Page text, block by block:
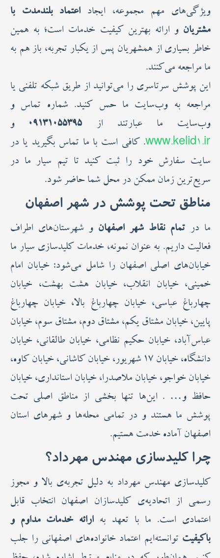
ویژگی‌های مهم مجموعه، ایجاداعتماد بلندمدت با
مشتریان و ارائه بهترین کیفیت خدمات است؛ به همین
خاطر بسیاری از همشهریان پس از یکبار تجربه، باز هم به
ما مراجعه می‌کنند.
این پوشش سرتاسری را می‌توانید از طریق شبکه تلفنی یا
مراجعه به وب‌سایت ما حس کنید. شماره تماس و
وب‌سایت ما عبارتند از ۰۹۱۳۱۰۵۵۳۹۵
و
www.kelid1.ir. کافی است با ما تماس بگیرید یا در
سایت سفارش خود را ثبت کنید تا تیم سیار ما در
سریع‌ترین زمان ممکن در محل شما حاضر شود.
مناطق تحت پوشش در شهر اصفهان
ما درتمام نقاط شهر اصفهان و شهرستان‌های اطراف
فعالیت داریم. به عنوان نمونه، خدمات کلیدسازی سیار ما
خیابان‌های اصلی اصفهان را شامل می‌شود: خیابان امام
خمینی، خیابان انقلاب، خیابان هشت بهشت، خیابان
چهارباغ عباسی، خیابان چهارباغ بالا، خیابان چهارباغ
پایین، خیابان مشتاق یکم، مشتاق دوم، مشتاق سوم، خیابان
عباس‌آباد، خیابان حکیم نظامی، خیابان طالقانی، خیابان
دانشگاه، خیابان ۱۷ شهریور، خیابان کاشانی، خیابان کاوه،
خیابان خواجو، خیابان ملاصدرا، خیابان استانداری، خیابان
حافظ و… . این‌ها تنها بخشی از مناطق اصلی تحت
پوشش ما هستند و در تمامی محله‌ها و شهرهای استان
اصفهان آماده خدمت هستیم.
چرا کلیدسازی مهندس مهرداد؟
کلیدسازی مهندس مهرداد به دلیل تجربه‌ی بالا و مجوز
رسمی از اتحادیه‌ی کلیدسازان اصفهان انتخاب قابل
اعتمادی است. ما با تعهد بهارائه خدمات مداوم و
باکیفیت توانسته‌ایم اعتماد خانواده‌های اصفهانی را جلب